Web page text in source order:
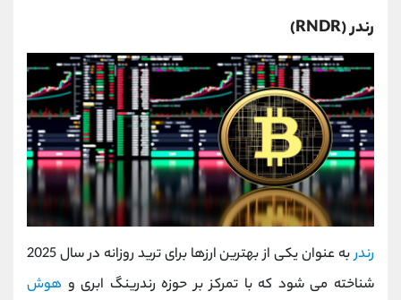
رندر (RNDR)
رندر
به عنوان یکی از بهترین ارزها برای ترید روزانه در سال 2025
شناخته می ‌شود که با تمرکز بر حوزه رندرینگ ابری و هوش